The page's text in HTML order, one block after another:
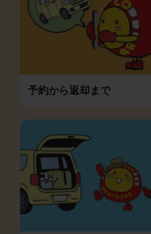
予約から返却まで